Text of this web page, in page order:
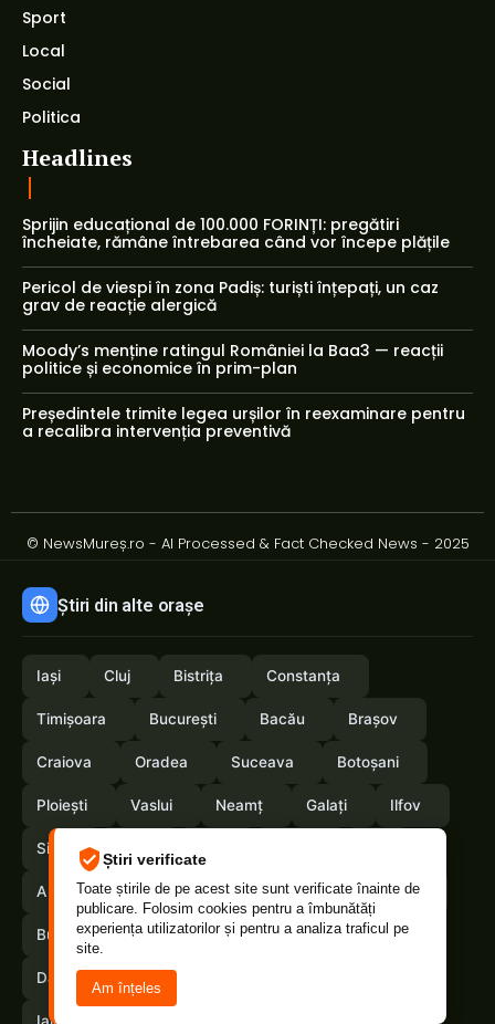
Știri verificate
Toate știrile de pe acest site sunt verificate înainte de
publicare. Folosim cookies pentru a îmbunătăți
experiența utilizatorilor și pentru a analiza traficul pe
site.
Am înțeles
Sport
Local
Social
Politica
Headlines
Sprijin educațional de 100.000 FORINȚI: pregătiri
încheiate, rămâne întrebarea când vor începe plățile
Pericol de viespi în zona Padiș: turiști înțepați, un caz
grav de reacție alergică
Moody’s menține ratingul României la Baa3 — reacții
politice și economice în prim-plan
Președintele trimite legea urșilor în reexaminare pentru
a recalibra intervenția preventivă
© NewsMureș.ro - AI Processed & Fact Checked News - 2025
Știri din alte orașe
Iași Cluj Bistrița Constanța
Timișoara București Bacău Brașov
Craiova Oradea Suceava Botoșani
Ploiești Vaslui Neamț Galați Ilfov
Sibiu
Arges Maramures Vrancea Satumare
Buzau Braila Calarasi Caras-Severin
Dambovita Giurgiu